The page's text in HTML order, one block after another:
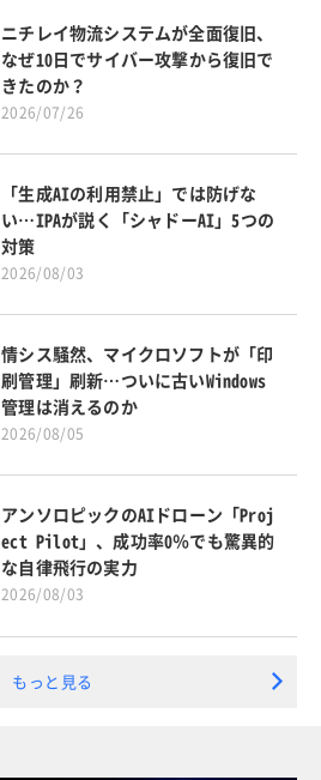
ニチレイ物流システムが全面復旧、
なぜ10日でサイバー攻撃から復旧で
きたのか？
2026/07/26
「生成AIの利用禁止」では防げな
い…IPAが説く「シャドーAI」5つの
対策
2026/08/03
情シス騒然、マイクロソフトが「印
刷管理」刷新…ついに古いWindows
管理は消えるのか
2026/08/05
アンソロピックのAIドローン「Proj
ect Pilot」、成功率0％でも驚異的
な自律飛行の実力
2026/08/03
もっと見る